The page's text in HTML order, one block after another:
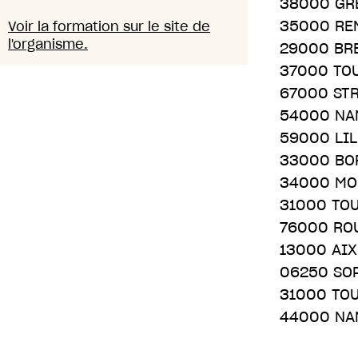
Voir la formation sur le site de
l'organisme.
35000
29000
37000
67000
54000
59000
33000
34000
31000
76000
13000 AIX
06250
31000
44000